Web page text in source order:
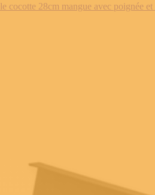
cocotte 28cm mangue avec poignée